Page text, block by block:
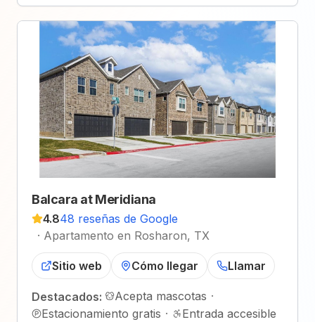
Balcara at Meridiana
4.848 reseñas de Google
· Apartamento en Rosharon, TX
Sitio web Cómo llegar Llamar
Destacados: Acepta mascotas ·
Estacionamiento gratis ·
Entrada accesible